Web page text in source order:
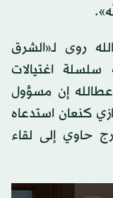
روى لـ«الشرق
اغتيالات
إن مسؤول
كنعان استدعاه
حاوي إلى لقاء